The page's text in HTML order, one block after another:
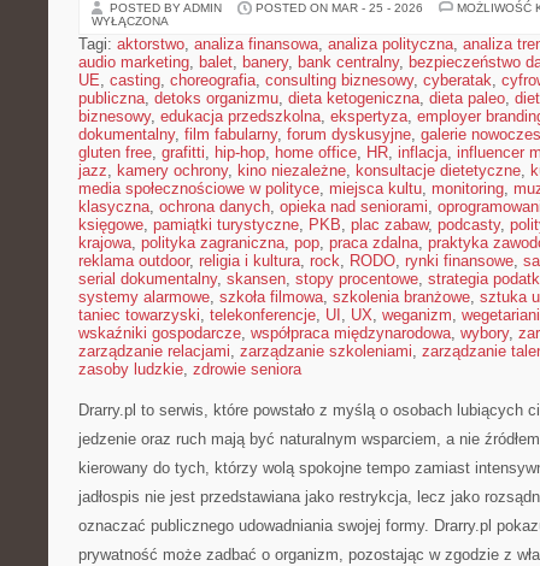
POSTED BY ADMIN POSTED ON MAR - 25 - 2026
MOŻLIWOŚĆ
WYŁĄCZONA
Tagi: aktorstwo, analiza finansowa, analiza polityczna, analiza
audio marketing, balet, banery, bank centralny, bezpieczeństwo
UE, casting, choreografia, consulting biznesowy, cyberatak,
publiczna, detoks organizmu, dieta ketogeniczna, dieta paleo,
biznesowy, edukacja przedszkolna, ekspertyza, employer
dokumentalny, film fabularny, forum dyskusyjne, galerie
gluten free, grafitti, hip-hop, home office, HR, inflacja, influencer
jazz, kamery ochrony, kino niezależne, konsultacje dietetyczne,
media społecznościowe w polityce, miejsca kultu, monitoring,
klasyczna, ochrona danych, opieka nad seniorami,
księgowe, pamiątki turystyczne, PKB, plac zabaw, podcasty,
krajowa, polityka zagraniczna, pop, praca zdalna, praktyka
reklama outdoor, religia i kultura, rock, RODO, rynki finansowe,
serial dokumentalny, skansen, stopy procentowe, strategia
systemy alarmowe, szkoła filmowa, szkolenia branżowe, sztuka
taniec towarzyski, telekonferencje, UI , UX, weganizm,
wskaźniki gospodarcze, współpraca międzynarodowa, wybory,
zarządzanie relacjami, zarządzanie szkoleniami, zarządzanie
zasoby ludzkie, zdrowie seniora
Drarry.pl to serwis, które powstało z myślą o osobach lubiących
jedzenie oraz ruch mają być naturalnym wsparciem, a nie
kierowany do tych, którzy wolą spokojne tempo zamiast
jadłospis nie jest przedstawiana jako restrykcja, lecz jako
oznaczać publicznego udowadniania swojej formy. Drarry.pl
prywatność może zadbać o organizm, pozostając w zgodzie z